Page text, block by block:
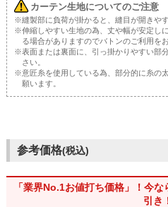
カーテン生地についてのご注意
※縫製部に負荷が掛かると、縫目が開きや
※伸縮しやすい生地の為、丈や幅が安定し
る場合がありますのでバトンのご利用を
※表面または裏面に、引っ掛かりやすい部
さい。
※意匠糸を使用している為、部分的に糸の
願います。
参考価格(税込)
「業界No.1お値打ち価格」！今
引き